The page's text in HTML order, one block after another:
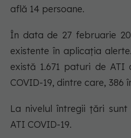
află 14 persoane.
În data de 27 februarie
existente în aplicația
există 1.671 paturi de ATI
COVID-19, dintre care, 386
La nivelul întregii țări
ATI COVID-19.